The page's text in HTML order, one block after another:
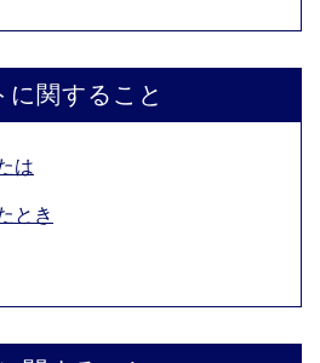
に関すること
は
とき